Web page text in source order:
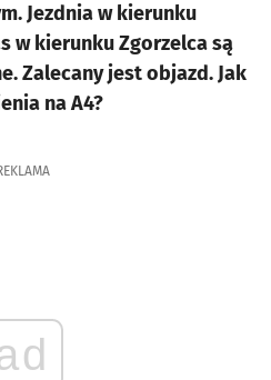
Jezdnia w kierunku
w kierunku Zgorzelca są
Zalecany jest objazd. Jak
na A4?